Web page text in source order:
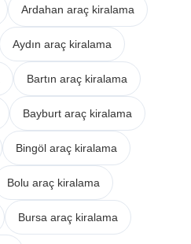
Ardahan araç kiralama
Aydın araç kiralama
Bartın araç kiralama
Bayburt araç kiralama
Bingöl araç kiralama
Bolu araç kiralama
Bursa araç kiralama